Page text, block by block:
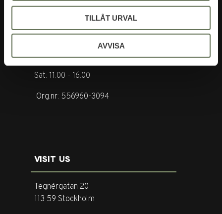
TILLÅT URVAL
AVVISA
Tel. +46 (0)8-31 44 40
E-mail. info@garderoben.se
Mon - Fri: 10.00 - 18.00
Sat: 11.00 - 16.00
Org.nr: 556960-3094
VISIT US
Tegnérgatan 20
113 59 Stockholm